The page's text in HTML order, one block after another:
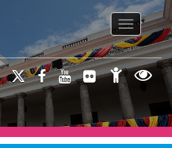
Toggle